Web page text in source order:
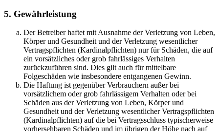
5. Gewährleistung
Der Betreiber haftet mit Ausnahme der Verletzung von Leben,
Körper und Gesundheit und der Verletzung wesentlicher
Vertragspflichten (Kardinalpflichten) nur für Schäden, die auf
ein vorsätzliches oder grob fahrlässiges Verhalten
zurückzuführen sind. Dies gilt auch für mittelbare
Folgeschäden wie insbesondere entgangenen Gewinn.
Die Haftung ist gegenüber Verbrauchern außer bei
vorsätzlichem oder grob fahrlässigem Verhalten oder bei
Schäden aus der Verletzung von Leben, Körper und
Gesundheit und der Verletzung wesentlicher Vertragspflichten
(Kardinalpflichten) auf die bei Vertragsschluss typischerweise
vorhersehbaren Schäden und im übrigen der Höhe nach auf